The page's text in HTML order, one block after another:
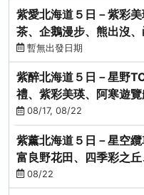
紫愛北海道５日－紫彩
茶、企鵝漫步、熊出沒
牛八大螃蟹吃到飽
暫無出發日期
紫醉北海道５日－星野
禮、紫彩美瑛、阿寒遊
牛螃蟹吃到飽
08/17, 08/22
紫薰北海道５日－星空纜
富良野花田、四季彩之
08/22